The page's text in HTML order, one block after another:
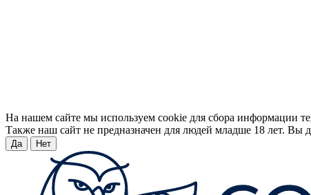
На нашем сайте мы используем cookie для сбора информации
Также наш сайт не предназначен для людей младше 18 лет. Вы
Да Нет